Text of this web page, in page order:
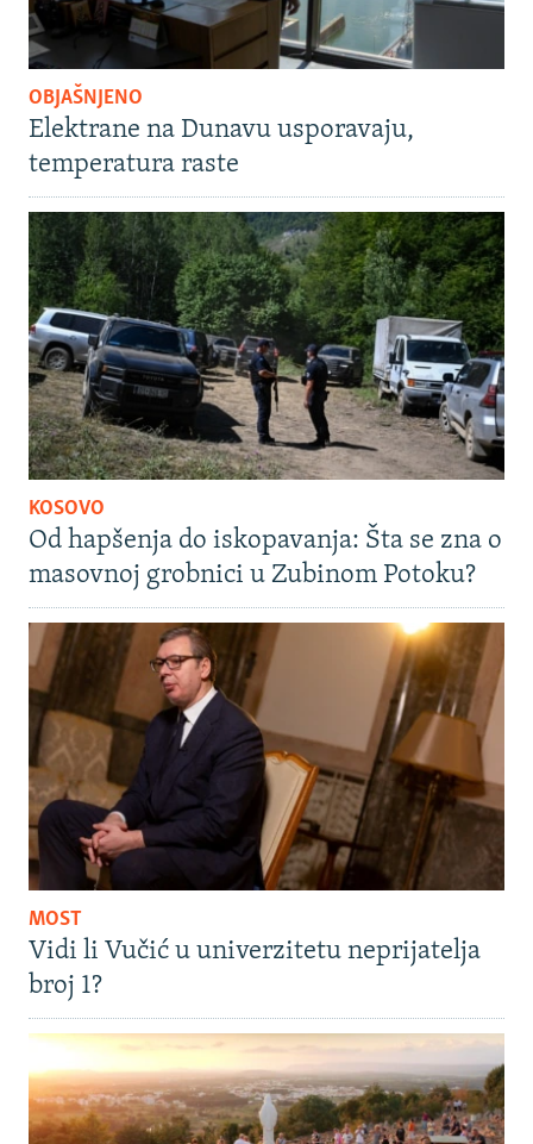
OBJAŠNJENO
Elektrane na Dunavu usporavaju,
temperatura raste
KOSOVO
Od hapšenja do iskopavanja: Šta se zna o
masovnoj grobnici u Zubinom Potoku?
MOST
Vidi li Vučić u univerzitetu neprijatelja
broj 1?